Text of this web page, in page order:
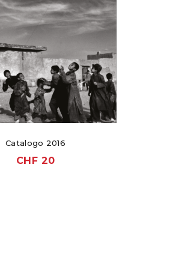
Catalogo 2016
CHF 20